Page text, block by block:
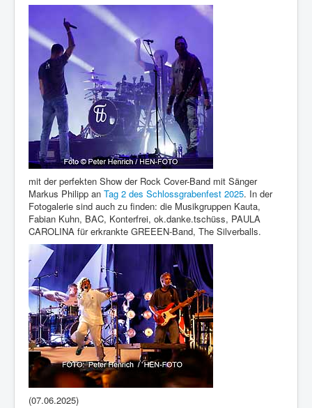
mit der perfekten Show der Rock Cover-Band mit Sänger
Markus Philipp an Tag 2 des Schlossgrabenfest 2025. In der
Fotogalerie sind auch zu finden: die Musikgruppen Kauta,
Fabian Kuhn, BAC, Konterfrei, ok.danke.tschüss, PAULA
CAROLINA für erkrankte GREEEN-Band, The Silverballs.
(07.06.2025)